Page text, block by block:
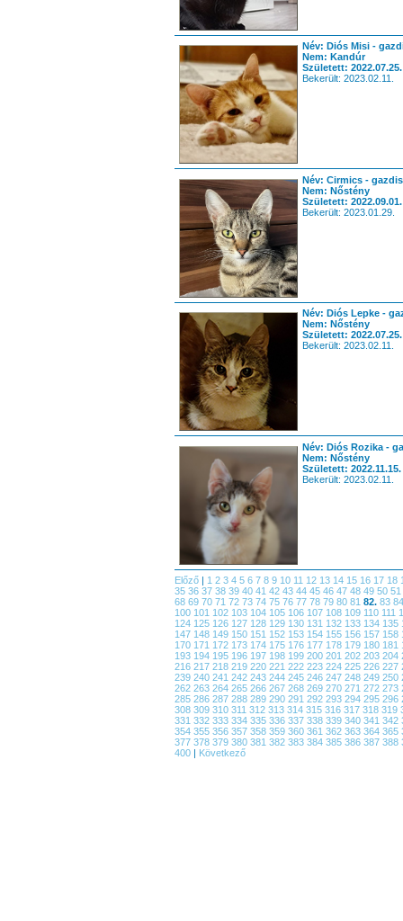
Név: Diós Misi -
Nem: Kandúr
Született: 2022.07.25.
Bekerült: 2023.02.11.
Név: Cirmics - gazdis
Nem: Nőstény
Született: 2022.09.01.
Bekerült: 2023.01.29.
Név: Diós Lepke -
Nem: Nőstény
Született: 2022.07.25.
Bekerült: 2023.02.11.
Név: Diós Rozika -
Nem: Nőstény
Született: 2022.11.15.
Bekerült: 2023.02.11.
Előző | 1 2 3 4 5 6 7 8 9 10 11 12 13 14 15 16 17 18
35 36 37 38 39 40 41 42 43 44 45 46 47 48 49 50 51
68 69 70 71 72 73 74 75 76 77 78 79 80 81 82. 83
100 101 102 103 104 105 106 107 108 109 110 111
124 125 126 127 128 129 130 131 132 133 134 135
147 148 149 150 151 152 153 154 155 156 157 158
170 171 172 173 174 175 176 177 178 179 180 181
193 194 195 196 197 198 199 200 201 202 203 204
216 217 218 219 220 221 222 223 224 225 226 227
239 240 241 242 243 244 245 246 247 248 249 250
262 263 264 265 266 267 268 269 270 271 272 273
285 286 287 288 289 290 291 292 293 294 295 296
308 309 310 311 312 313 314 315 316 317 318 319
331 332 333 334 335 336 337 338 339 340 341 342
354 355 356 357 358 359 360 361 362 363 364 365
377 378 379 380 381 382 383 384 385 386 387 388
400 | Következő